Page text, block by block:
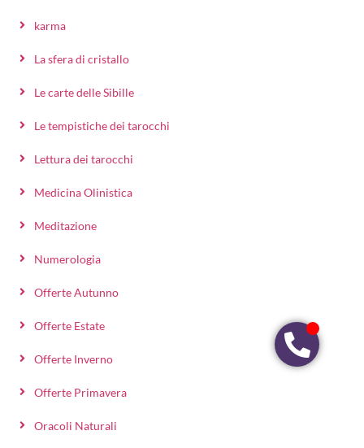
karma
La sfera di cristallo
Le carte delle Sibille
Le tempistiche dei tarocchi
Lettura dei tarocchi
Medicina Olinistica
Meditazione
Numerologia
Offerte Autunno
Offerte Estate
Offerte Inverno
Offerte Primavera
Oracoli Naturali